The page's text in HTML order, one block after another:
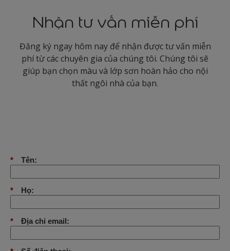
Nhận tư vấn miễn phí
Đăng ký ngay hôm nay để nhận được tư vấn miễn
phí từ các chuyên gia của chúng tôi. Chúng tôi sẽ
giúp bạn chọn màu và lớp sơn hoàn hảo cho nội
thất ngôi nhà của bạn.